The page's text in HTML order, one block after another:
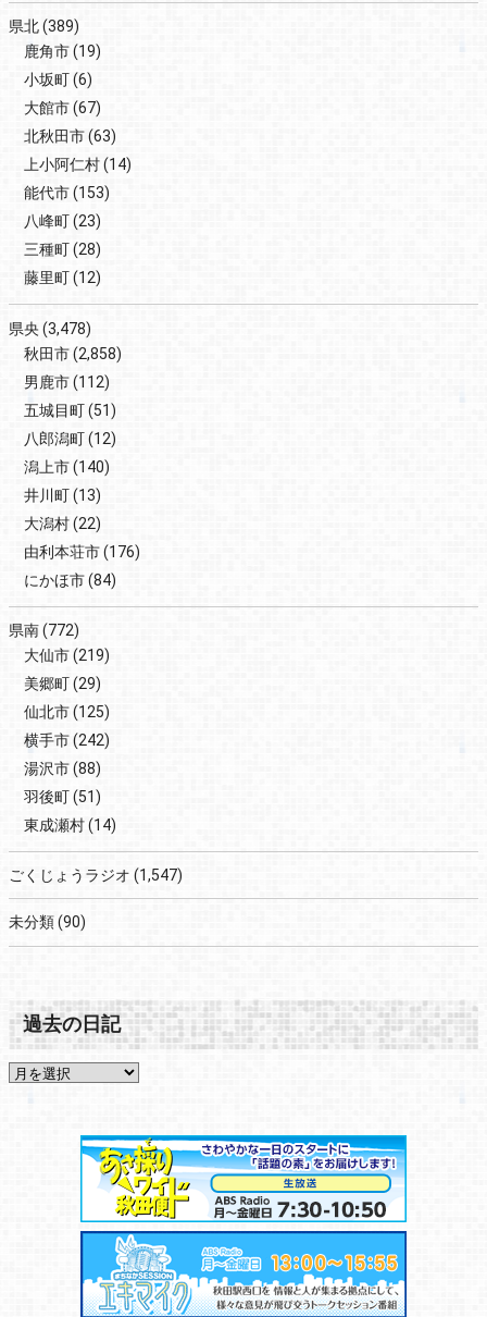
県北(389)
鹿角市(19)
小坂町(6)
大館市(67)
北秋田市(63)
上小阿仁村(14)
能代市(153)
八峰町(23)
三種町(28)
藤里町(12)
県央(3,478)
秋田市(2,858)
男鹿市(112)
五城目町(51)
八郎潟町(12)
潟上市(140)
井川町(13)
大潟村(22)
由利本荘市(176)
にかほ市(84)
県南(772)
大仙市(219)
美郷町(29)
仙北市(125)
横手市(242)
湯沢市(88)
羽後町(51)
東成瀬村(14)
ごくじょうラジオ (1,547)
未分類(90)
過去の日記